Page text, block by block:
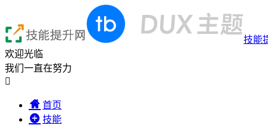
技能
欢迎光临
我们一直在努力

首页
技能